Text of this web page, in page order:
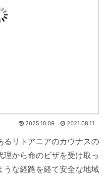
2025.10.09 2021.08.11
るリトアニアのカウナスの
理から命のビザを受け取っ
うな経路を経て安全な地域